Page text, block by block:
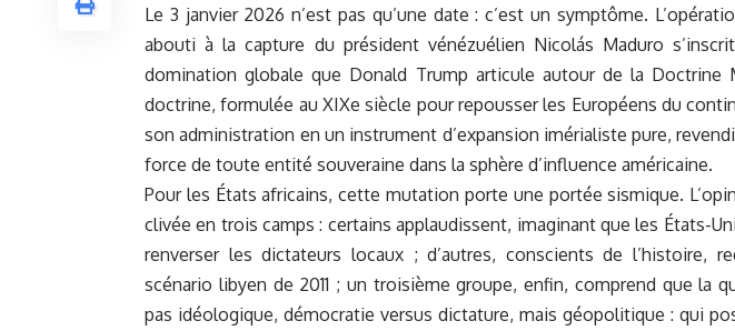
Le 3 janvier 2026 n’est pas qu’une date : c’est un symptôme.
abouti à la capture du président vénézuélien Nicolás Maduro
domination globale que Donald Trump articule autour de la Doctrine
doctrine, formulée au XIXe siècle pour repousser les Européens du
son administration en un instrument d’expansion imérialiste pure,
force de toute entité souveraine dans la sphère d’influence américaine.
Pour les États africains, cette mutation porte une portée sismique.
clivée en trois camps : certains applaudissent, imaginant que les États-
renverser les dictateurs locaux ; d’autres, conscients de l’histoire,
scénario libyen de 2011 ; un troisième groupe, enfin, comprend que la
pas idéologique, démocratie versus dictature, mais géopolitique : qui